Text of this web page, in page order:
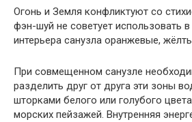
Огонь и Земля конфликтуют со
фэн-шуй не советует использовать
интерьера санузла оранжевые,
При совмещенном санузле
разделить друг от друга эти зоны
шторками белого или голубого
морских пейзажей. Внутренняя